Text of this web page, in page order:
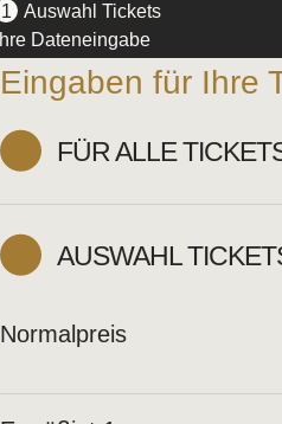
1
Auswahl Tickets
Ihre Dateneingabe
Eingaben für Ihre
FÜR ALLE
AUSWAHL
Normalpreis